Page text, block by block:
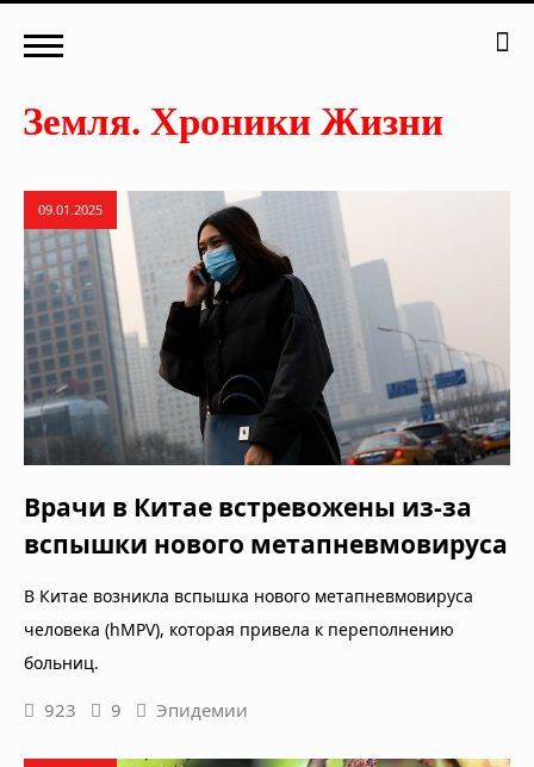
09.01.2025
Врачи в Китае встревожены из-за
вспышки нового метапневмовируса
В Китае возникла вспышка нового метапневмовируса
человека (hMPV), которая привела к переполнению
больниц.
923 9 Эпидемии